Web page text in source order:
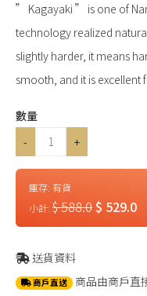
” Kagayaki ” is one of
technology realized
slightly harder, it means
smooth, and it is excellent
數量
-
+
庫存: 有貨
小計: $ 588.0$ 529.0
送貨資料
商戶直送 商品由商戶直